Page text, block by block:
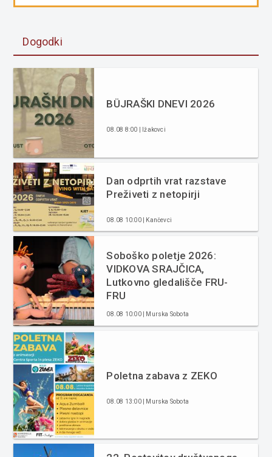
Dogodki
BÜJRAŠKI DNEVI 2026
08.08 8:00 | Ižakovci
Dan odprtih vrat razstave
Preživeti z netopirji
08.08 10:00 | Kančevci
Soboško poletje 2026:
VIDKOVA SRAJČICA,
Lutkovno gledališče FRU-
FRU
08.08 10:00 | Murska Sobota
Poletna zabava z ZEKO
08.08 13:00 | Murska Sobota